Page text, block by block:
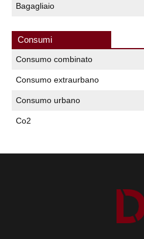
Bagagliaio
Consumi
Consumo combinato
Consumo extraurbano
Consumo urbano
Co2